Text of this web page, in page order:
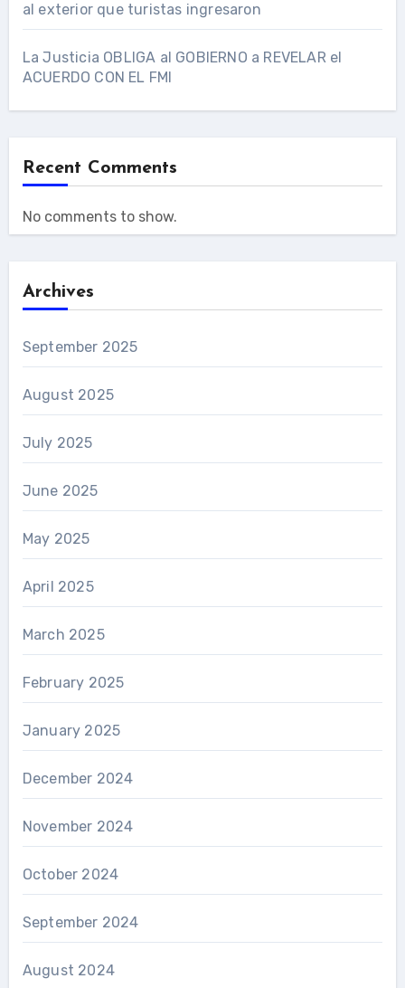
al exterior que turistas ingresaron
La Justicia OBLIGA al GOBIERNO a REVELAR el
ACUERDO CON EL FMI
Recent Comments
No comments to show.
Archives
September 2025
August 2025
July 2025
June 2025
May 2025
April 2025
March 2025
February 2025
January 2025
December 2024
November 2024
October 2024
September 2024
August 2024